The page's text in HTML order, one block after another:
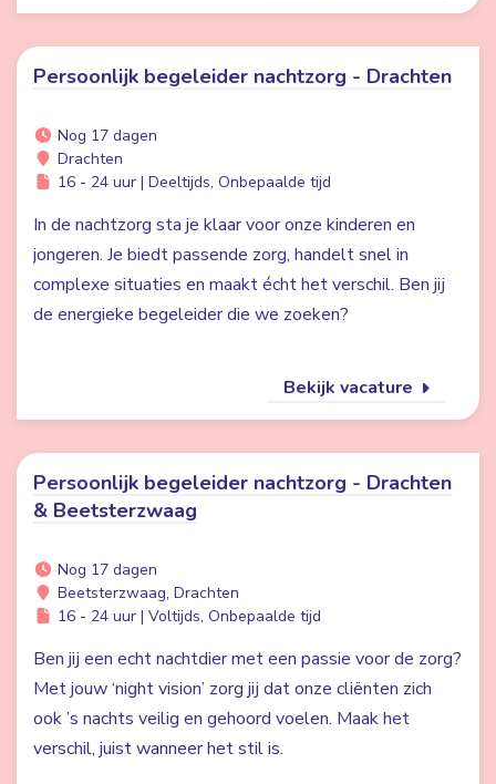
Persoonlijk begeleider nachtzorg - Drachten
Nog 17 dagen
Drachten
16 - 24 uur | Deeltijds, Onbepaalde tijd
In de nachtzorg sta je klaar voor onze kinderen en
jongeren. Je biedt passende zorg, handelt snel in
complexe situaties en maakt écht het verschil. Ben jij
de energieke begeleider die we zoeken?
Bekijk vacature
Persoonlijk begeleider nachtzorg - Drachten
& Beetsterzwaag
Nog 17 dagen
Beetsterzwaag, Drachten
16 - 24 uur | Voltijds, Onbepaalde tijd
Ben jij een echt nachtdier met een passie voor de zorg?
Met jouw ‘night vision’ zorg jij dat onze cliënten zich
ook ’s nachts veilig en gehoord voelen. Maak het
verschil, juist wanneer het stil is.